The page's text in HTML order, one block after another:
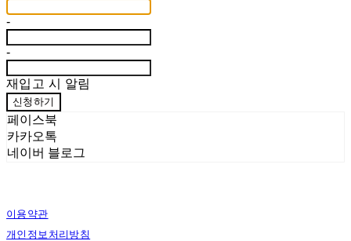
-
-
재입고 시 알림
신청하기
페이스북
카카오톡
네이버 블로그
이용약관
개인정보처리방침